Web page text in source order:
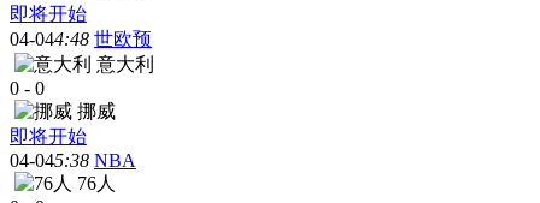
即将开始
04-044:48 世欧预
意大利
0 - 0
挪威
即将开始
04-045:38 NBA
76人